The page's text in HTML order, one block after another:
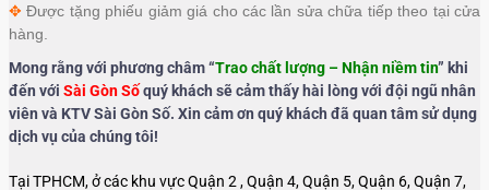
✥ Được tặng phiếu giảm giá cho các lần sửa chữa tiếp theo tại cửa
hàng.
Mong rằng với phương châm “Trao chất lượng – Nhận niềm tin” khi
đến với Sài Gòn Sốquý khách sẽ cảm thấy hài lòng với đội ngũ nhân
viên và KTV Sài Gòn Số. Xin cảm ơn quý khách đã quan tâm sử dụng
dịch vụ của chúng tôi!
Tại TPHCM, ở các khu vực Quận 2 , Quận 4, Quận 5, Quận 6, Quận 7,